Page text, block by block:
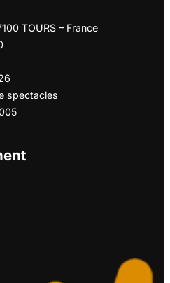
TOURS – France
spectacles